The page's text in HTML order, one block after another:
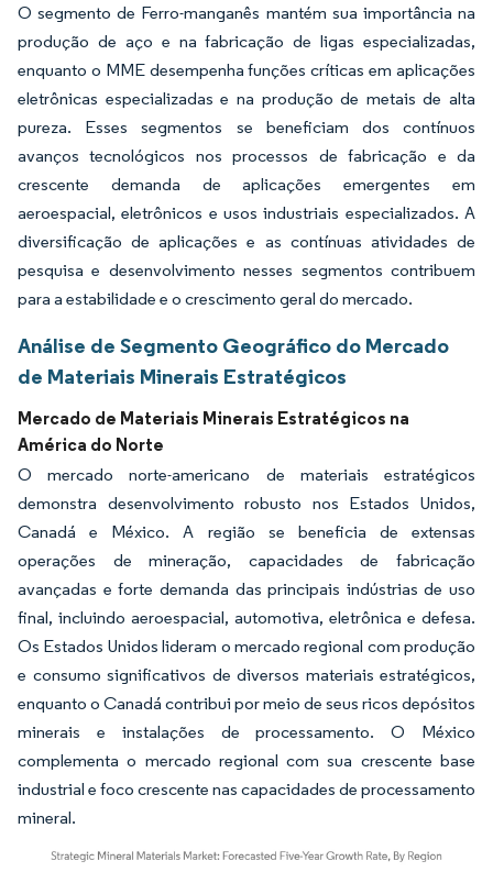
O segmento de Ferro-manganês mantém sua importância na
produção de aço e na fabricação de ligas especializadas,
enquanto o MME desempenha funções críticas em aplicações
eletrônicas especializadas e na produção de metais de alta
pureza. Esses segmentos se beneficiam dos contínuos
avanços tecnológicos nos processos de fabricação e da
crescente demanda de aplicações emergentes em
aeroespacial, eletrônicos e usos industriais especializados. A
diversificação de aplicações e as contínuas atividades de
pesquisa e desenvolvimento nesses segmentos contribuem
para a estabilidade e o crescimento geral do mercado.
Análise de Segmento Geográfico do Mercado
de Materiais Minerais Estratégicos
Mercado de Materiais Minerais Estratégicos na
América do Norte
O mercado norte-americano de materiais estratégicos
demonstra desenvolvimento robusto nos Estados Unidos,
Canadá e México. A região se beneficia de extensas
operações de mineração, capacidades de fabricação
avançadas e forte demanda das principais indústrias de uso
final, incluindo aeroespacial, automotiva, eletrônica e defesa.
Os Estados Unidos lideram o mercado regional com produção
e consumo significativos de diversos materiais estratégicos,
enquanto o Canadá contribui por meio de seus ricos depósitos
minerais e instalações de processamento. O México
complementa o mercado regional com sua crescente base
industrial e foco crescente nas capacidades de processamento
mineral.